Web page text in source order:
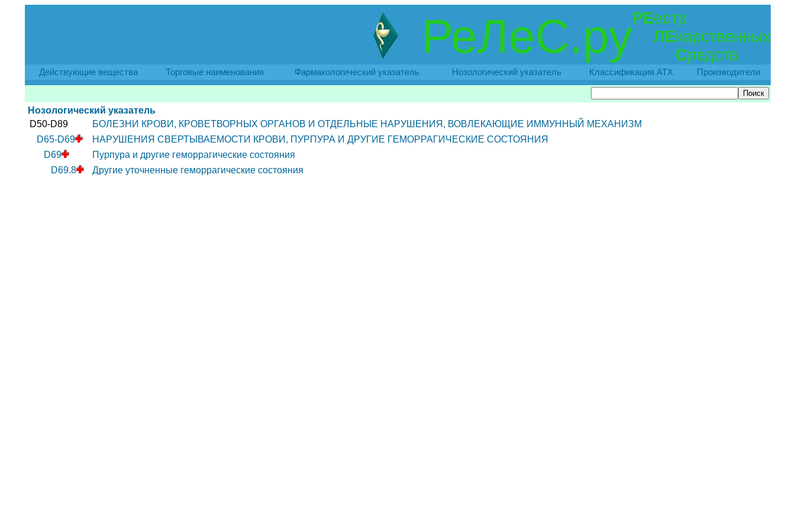
РеЛеС.руРЕестр
ЛЕкарственных
Средств
Действующие вещества Торговые наименования Фармакологический указатель Нозологический указатель Классификация АТХ Производители
Нозологический указатель
D50-D89
БОЛЕЗНИ КРОВИ, КРОВЕТВОРНЫХ ОРГАНОВ И ОТДЕЛЬНЫЕ НАРУШЕНИЯ, ВОВЛЕКАЮЩИЕ ИММУННЫЙ МЕХАНИЗМ
D65-D69
НАРУШЕНИЯ СВЕРТЫВАЕМОСТИ КРОВИ, ПУРПУРА И ДРУГИЕ ГЕМОРРАГИЧЕСКИЕ СОСТОЯНИЯ
D69
Пурпура и другие геморрагические состояния
D69.8
Другие уточненные геморрагические состояния